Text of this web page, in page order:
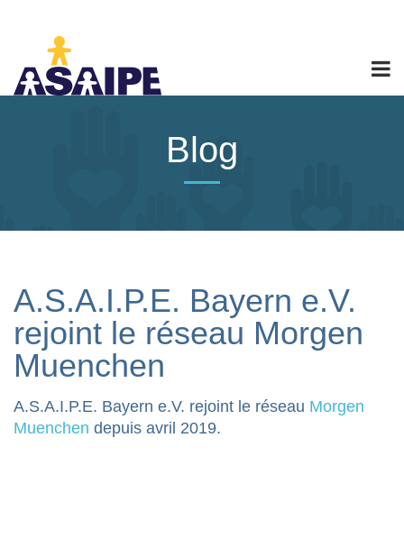
Blog
A.S.A.I.P.E. Bayern e.V.
rejoint le réseau Morgen
Muenchen
A.S.A.I.P.E. Bayern e.V. rejoint le réseau Morgen
Muenchen depuis avril 2019.